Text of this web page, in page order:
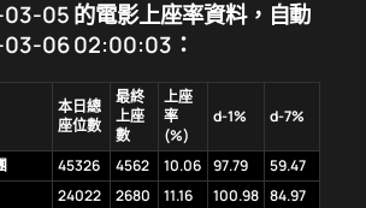
05 的電影上座率資料，自動
06 02:00:03：
本日總
座位數
最終
上座
數
上座
率
(%)
d-1% d-7%
45326 4562 10.06 97.79
59.47
24022 2680 11.16 100.98 84.97